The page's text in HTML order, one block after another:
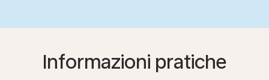
Informazioni pratiche